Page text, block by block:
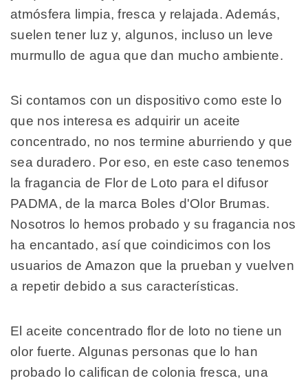
atmósfera limpia, fresca y relajada. Además,
suelen tener luz y, algunos, incluso un leve
murmullo de agua que dan mucho ambiente.
Si contamos con un dispositivo como este lo
que nos interesa es adquirir un aceite
concentrado, no nos termine aburriendo y que
sea duradero. Por eso, en este caso tenemos
la fragancia de Flor de Loto para el difusor
PADMA, de la marca Boles d'Olor Brumas.
Nosotros lo hemos probado y su fragancia nos
ha encantado, así que coindicimos con los
usuarios de Amazon que la prueban y vuelven
a repetir debido a sus características.
El aceite concentrado flor de loto no tiene un
olor fuerte. Algunas personas que lo han
probado lo califican de colonia fresca, una